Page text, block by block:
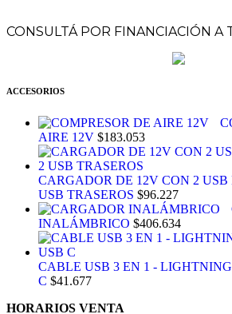
CONSULTÁ POR FINANCIACIÓN A
ACCESORIOS
AIRE 12V $183.053
CARGADOR DE 12V CON 2 USB
USB TRASEROS $96.227
INALÁMBRICO $406.634
CABLE USB 3 EN 1 -
C $41.677
HORARIOS VENTA